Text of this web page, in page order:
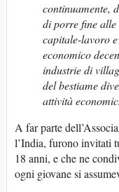
continuamente,
di porre fine
capitale-lavoro
economico
industrie di
del bestiame
attività
A far parte
l’India, furono invitati
18 anni, e che ne
ogni giovane si